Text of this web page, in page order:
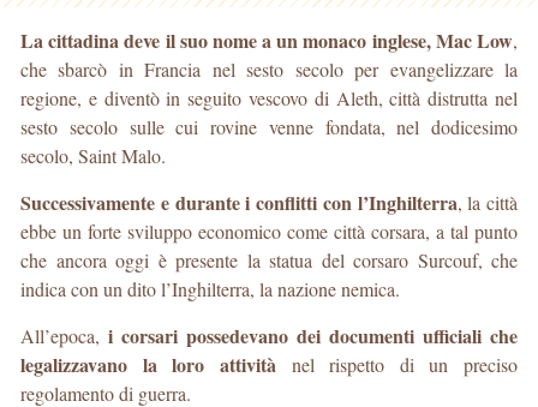
La cittadina deve il suo nome a un monaco inglese, Mac Low,
che sbarcò in Francia nel sesto secolo per evangelizzare la
regione, e diventò in seguito vescovo di Aleth, città distrutta nel
sesto secolo sulle cui rovine venne fondata, nel dodicesimo
secolo, Saint Malo.
Successivamente e durante i conflitti con l’Inghilterra, la città
ebbe un forte sviluppo economico come città corsara, a tal punto
che ancora oggi è presente la statua del corsaro Surcouf, che
indica con un dito l’Inghilterra, la nazione nemica.
All’epoca, i corsari possedevano dei documenti ufficiali che
legalizzavano la loro attività nel rispetto di un preciso
regolamento di guerra.